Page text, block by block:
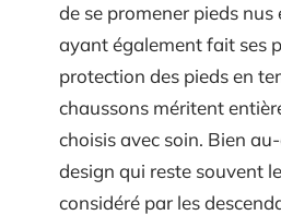
de se promener pieds
ayant également fait ses
protection des pieds en
chaussons méritent
choisis avec soin. Bien
design qui reste souvent
considéré par les